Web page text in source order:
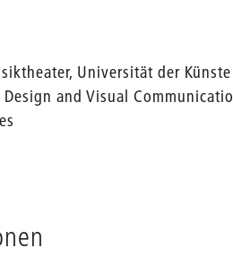
Universität der
Design and Visual